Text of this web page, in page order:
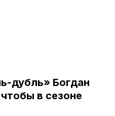
дубль» Богдан
в сезоне